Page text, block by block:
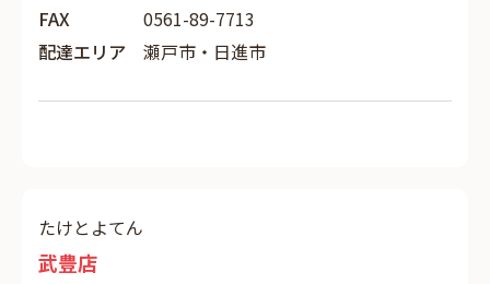
FAX
0561-89-7713
配達エリア
瀬戸市・日進市
たけとよてん
武豊店